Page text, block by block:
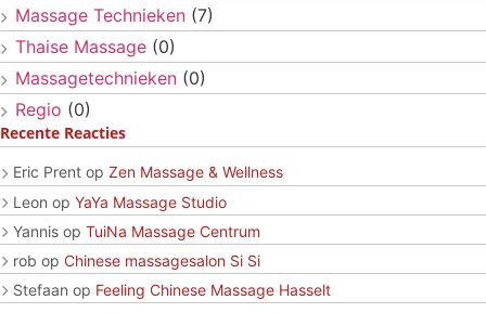
Massage Technieken (7)
Thaise Massage (0)
Massagetechnieken (0)
Regio (0)
Recente Reacties
Eric Prent op Zen Massage & Wellness
Leon op YaYa Massage Studio
Yannis op TuiNa Massage Centrum
rob op Chinese massagesalon Si Si
Stefaan op Feeling Chinese Massage Hasselt